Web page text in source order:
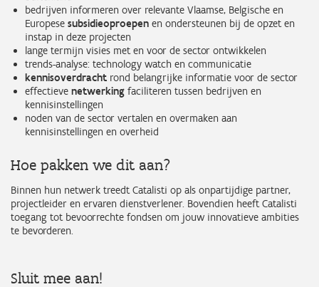
bedrijven informeren over relevante Vlaamse, Belgische en
Europese subsidieoproepen en ondersteunen bij de opzet en
instap in deze projecten
lange termijn visies met en voor de sector ontwikkelen
trends-analyse: technology watch en communicatie
kennisoverdracht rond belangrijke informatie voor de sector
effectieve netwerking faciliteren tussen bedrijven en
kennisinstellingen
noden van de sector vertalen en overmaken aan
kennisinstellingen en overheid
Hoe pakken we dit aan?
Binnen hun netwerk treedt Catalisti op als onpartijdige partner,
projectleider en ervaren dienstverlener. Bovendien heeft Catalisti
toegang tot bevoorrechte fondsen om jouw innovatieve ambities
te bevorderen.
Sluit mee aan!